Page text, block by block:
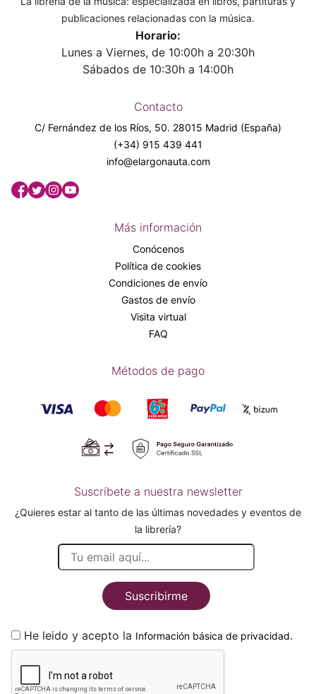
publicaciones relacionadas con la música.
Horario:
Lunes a Viernes, de 10:00h a 20:30h
Sábados de 10:30h a 14:00h
Contacto
C/ Fernández de los Ríos, 50. 28015 Madrid (España)
(+34) 915 439 441
info@elargonauta.com
Más información
Conócenos
Política de cookies
Condiciones de envío
Gastos de envío
Visita virtual
FAQ
Métodos de pago
Suscríbete a nuestra newsletter
¿Quieres estar al tanto de las últimas novedades y eventos de
la librería?
Suscribirme
He leido y acepto la Información básica de privacidad.